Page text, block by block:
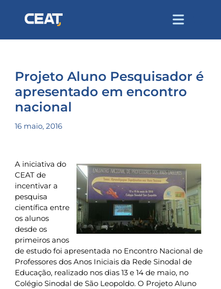
Projeto Aluno Pesquisador é
apresentado em encontro
nacional
16 maio, 2016
A iniciativa do
CEAT de
incentivar a
pesquisa
científica entre
os alunos
desde os
primeiros anos
de estudo foi apresentada no Encontro Nacional de
Professores dos Anos Iniciais da Rede Sinodal de
Educação, realizado nos dias 13 e 14 de maio, no
Colégio Sinodal de São Leopoldo. O Projeto Aluno